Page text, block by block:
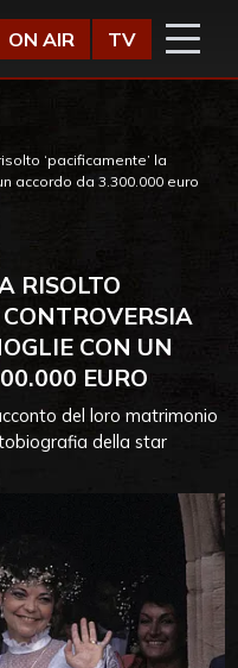
ON AIR TV
‘pacificamente’ la
accordo da 3.300.000 euro
RISOLTO
CON UN
EURO
del loro matrimonio
della star